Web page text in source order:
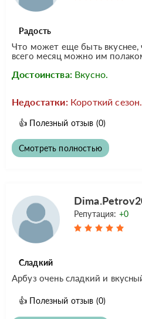
Радость
Что может еще быть вкуснее,
всего месяц можно им
Достоинства: Вкусно.
Недостатки: Короткий сезон.
👍 Полезный отзыв (0)
Смотреть полностью
Репутация: +0
Сладкий
Арбуз очень сладкий и
👍 Полезный отзыв (0)